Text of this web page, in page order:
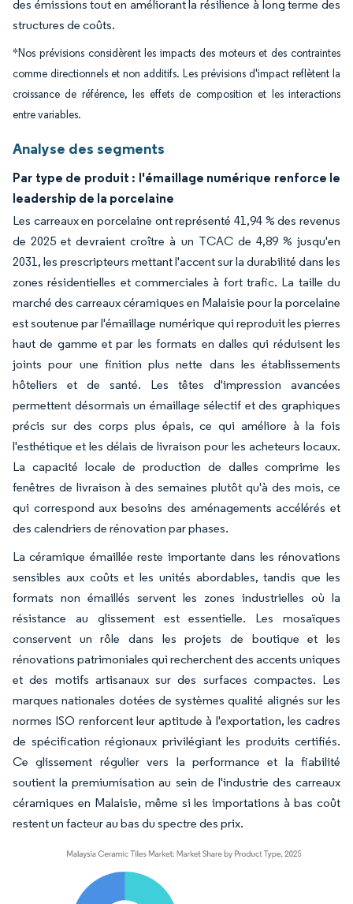
des émissions tout en améliorant la résilience à long terme des
structures de coûts.
*Nos prévisions considèrent les impacts des moteurs et des contraintes
comme directionnels et non additifs. Les prévisions d'impact reflètent la
croissance de référence, les effets de composition et les interactions
entre variables.
Analyse des segments
Par type de produit : l'émaillage numérique renforce le
leadership de la porcelaine
Les carreaux en porcelaine ont représenté 41,94 % des revenus
de 2025 et devraient croître à un TCAC de 4,89 % jusqu'en
2031, les prescripteurs mettant l'accent sur la durabilité dans les
zones résidentielles et commerciales à fort trafic. La taille du
marché des carreaux céramiques en Malaisie pour la porcelaine
est soutenue par l'émaillage numérique qui reproduit les pierres
haut de gamme et par les formats en dalles qui réduisent les
joints pour une finition plus nette dans les établissements
hôteliers et de santé. Les têtes d'impression avancées
permettent désormais un émaillage sélectif et des graphiques
précis sur des corps plus épais, ce qui améliore à la fois
l'esthétique et les délais de livraison pour les acheteurs locaux.
La capacité locale de production de dalles comprime les
fenêtres de livraison à des semaines plutôt qu'à des mois, ce
qui correspond aux besoins des aménagements accélérés et
des calendriers de rénovation par phases.
La céramique émaillée reste importante dans les rénovations
sensibles aux coûts et les unités abordables, tandis que les
formats non émaillés servent les zones industrielles où la
résistance au glissement est essentielle. Les mosaïques
conservent un rôle dans les projets de boutique et les
rénovations patrimoniales qui recherchent des accents uniques
et des motifs artisanaux sur des surfaces compactes. Les
marques nationales dotées de systèmes qualité alignés sur les
normes ISO renforcent leur aptitude à l'exportation, les cadres
de spécification régionaux privilégiant les produits certifiés.
Ce glissement régulier vers la performance et la fiabilité
soutient la premiumisation au sein de l'industrie des carreaux
céramiques en Malaisie, même si les importations à bas coût
restent un facteur au bas du spectre des prix.